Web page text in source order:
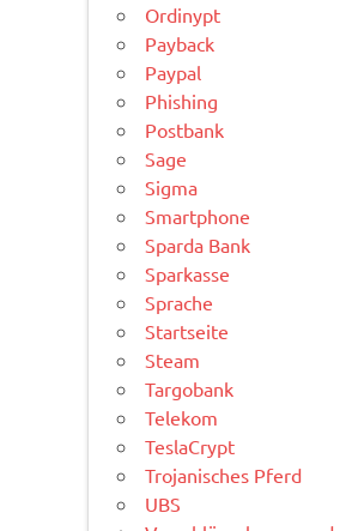
Ordinypt
Payback
Paypal
Phishing
Postbank
Sage
Sigma
Smartphone
Sparda Bank
Sparkasse
Sprache
Startseite
Steam
Targobank
Telekom
TeslaCrypt
Trojanisches Pferd
UBS